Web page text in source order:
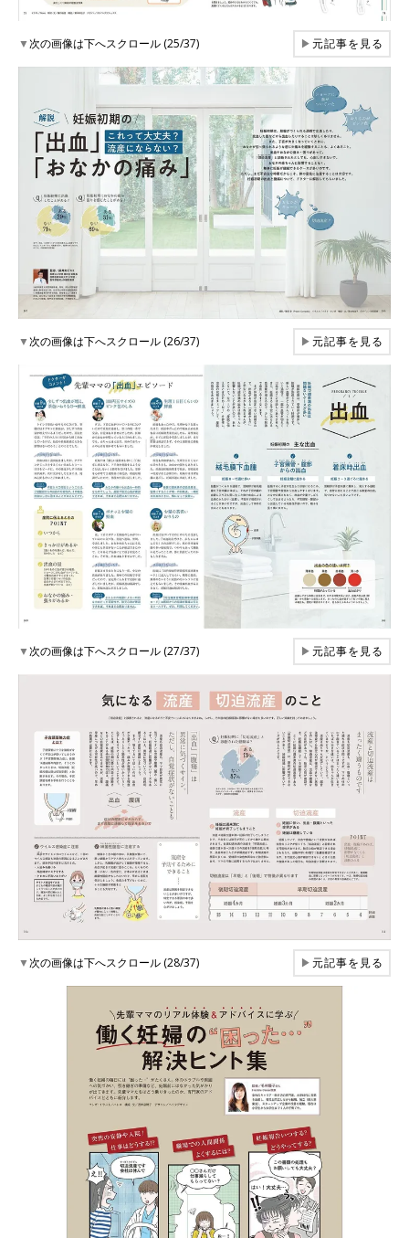
▼次の画像は下へスクロール (25/37) ▶元記事を見る
▼次の画像は下へスクロール (26/37) ▶元記事を見る
▼次の画像は下へスクロール (27/37) ▶元記事を見る
▼次の画像は下へスクロール (28/37) ▶元記事を見る